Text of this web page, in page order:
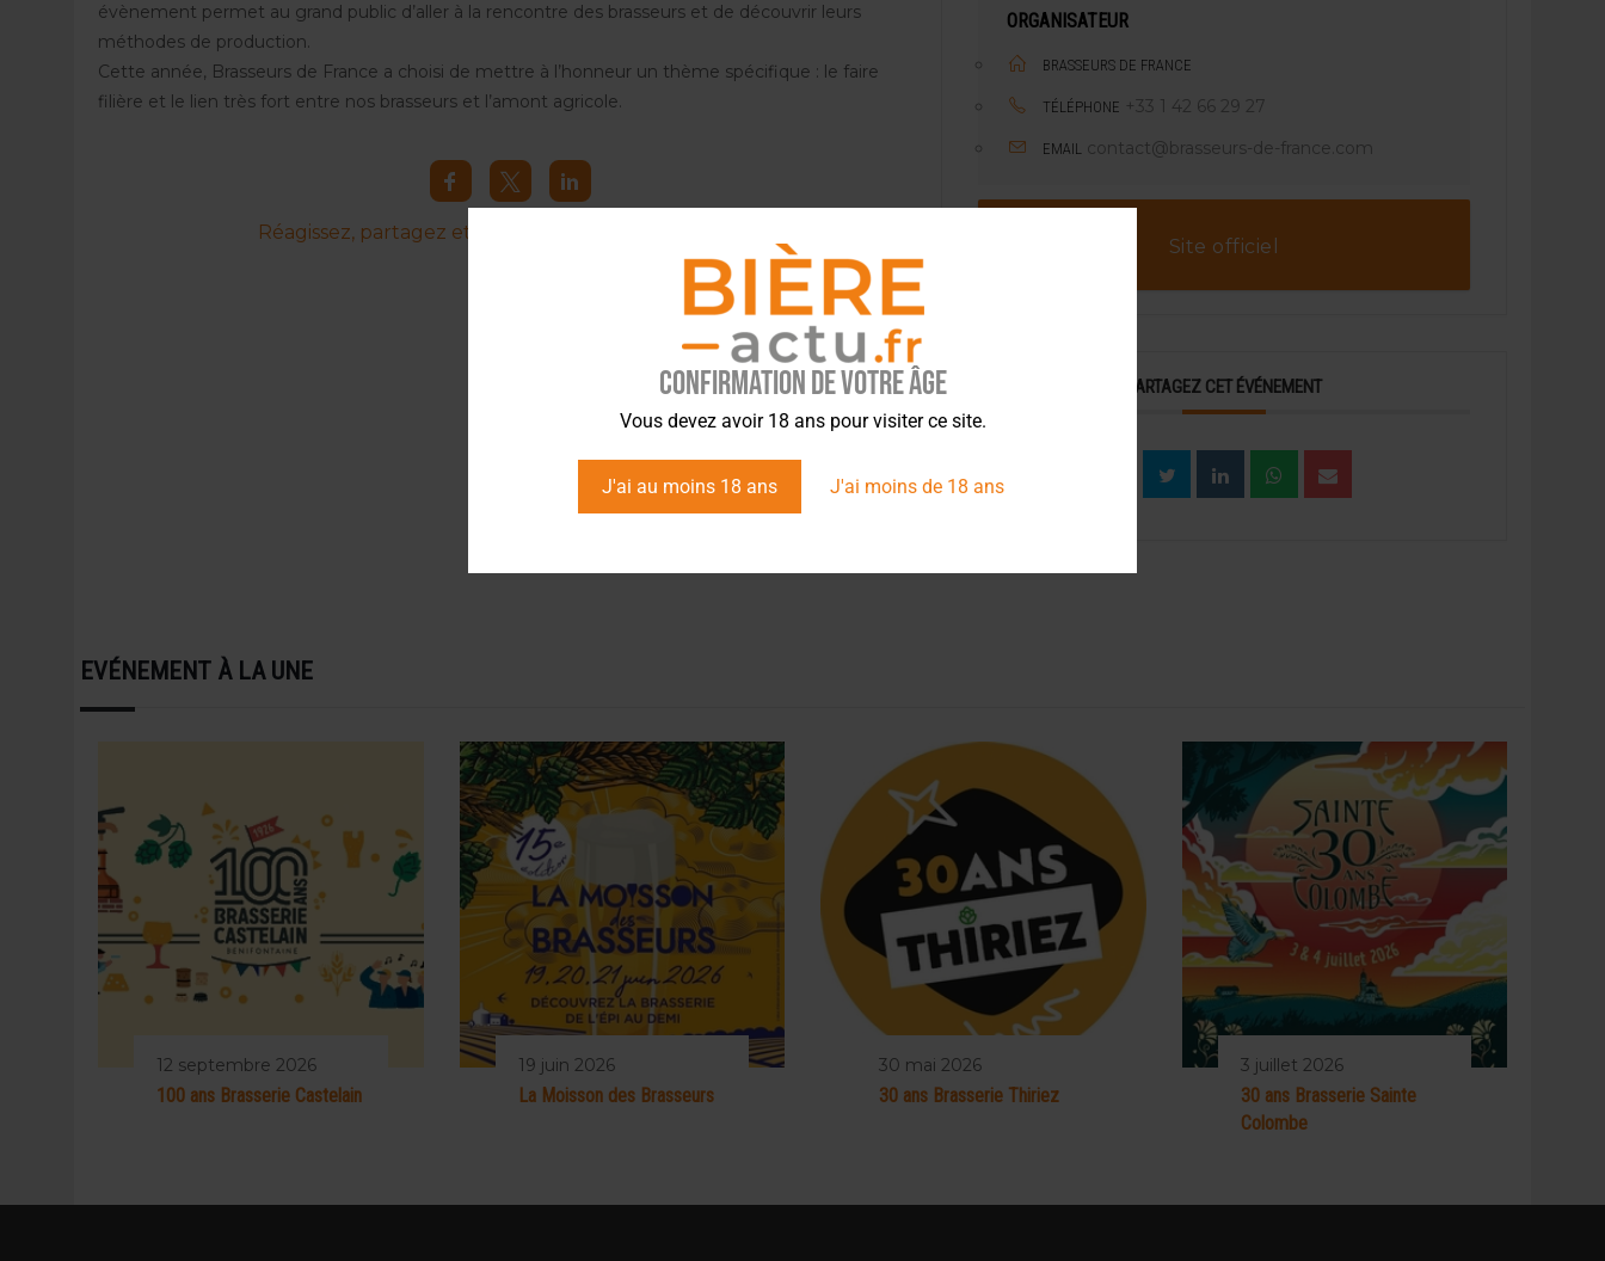
Confirmation de votre âge
Vous devez avoir 18 ans pour visiter ce site.
J'ai au moins 18 ans J'ai moins de 18 ans
évènement permet au grand public d’aller à la rencontre des brasseurs et de découvrir leurs
méthodes de production.
Cette année, Brasseurs de France a choisi de mettre à l’honneur un thème spécifique : le faire
filière et le lien très fort entre nos brasseurs et l’amont agricole.
Réagissez, partagez et commentez l’info brassicole.
ORGANISATEUR
BRASSEURS DE FRANCE
TÉLÉPHONE +33 1 42 66 29 27
EMAIL contact@brasseurs-de-france.com
Site officiel
PARTAGEZ CET ÉVÉNEMENT
EVÉNEMENT À LA UNE
12 septembre 2026
100 ans Brasserie Castelain
19 juin 2026
La Moisson des Brasseurs
30 mai 2026
30 ans Brasserie Thiriez
3 juillet 2026
30 ans Brasserie Sainte
Colombe